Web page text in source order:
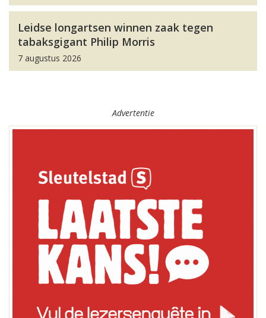
Leidse longartsen winnen zaak tegen
tabaksgigant Philip Morris
7 augustus 2026
Advertentie